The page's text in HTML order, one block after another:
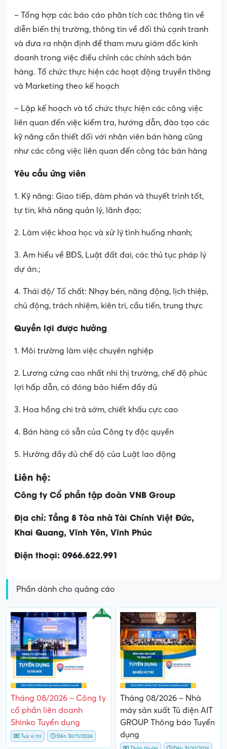
– Tổng hợp các báo cáo phân tích các thông tin về
diễn biến thị trường, thông tin về đối thủ cạnh tranh
và đưa ra nhận định để tham mưu giám đốc kinh
doanh trong việc điều chỉnh các chính sách bán
hàng. Tổ chức thực hiện các hoạt động truyền thông
và Marketing theo kế hoạch
– Lập kế hoạch và tổ chức thực hiện các công việc
liên quan đến việc kiểm tra, hướng dẫn, đào tạo các
kỹ năng cần thiết đối với nhân viên bán hàng cũng
như các công việc liên quan đến công tác bán hàng
Yêu cầu ứng viên
1. Kỹ năng: Giao tiếp, đàm phán và thuyết trình tốt,
tự tin, khả năng quản lý, lãnh đạo;
2. Làm việc khoa học và xử lý tình huống nhanh;
3. Am hiểu về BĐS, Luật đất đai, các thủ tục pháp lý
dự án.;
4. Thái độ/ Tố chất: Nhạy bén, năng động, lịch thiệp,
chủ động, trách nhiệm, kiên trì, cầu tiến, trung thực
Quyền lợi được hưởng
1. Môi trường làm việc chuyên nghiệp
2. Lương cứng cao nhất nhì thị trường, chế độ phúc
lợi hấp dẫn, có đóng bảo hiểm đầy đủ
3. Hoa hồng chi trả sớm, chiết khấu cực cao
4. Bán hàng có sẵn của Công ty độc quyền
5. Hưởng đầy đủ chế độ của Luật lao động
Liên hệ:
Công ty Cổ phần tập đoàn VNB Group
Địa chỉ: Tầng 8 Tòa nhà Tài Chính Việt Đức,
Khai Quang, Vĩnh Yên, Vĩnh Phúc
Điện thoại: 0966.622.991
Phần dành cho quảng cáo
Nổi bật
Tháng 08/2026 – Công ty
cổ phần liên doanh
Shinko Tuyển dụng
Tuỳ vị trí Đến 30/11/2024
Tháng 08/2026 – Nhà
máy sản xuất Tủ điện AIT
GROUP Thông báo Tuyển
dụng